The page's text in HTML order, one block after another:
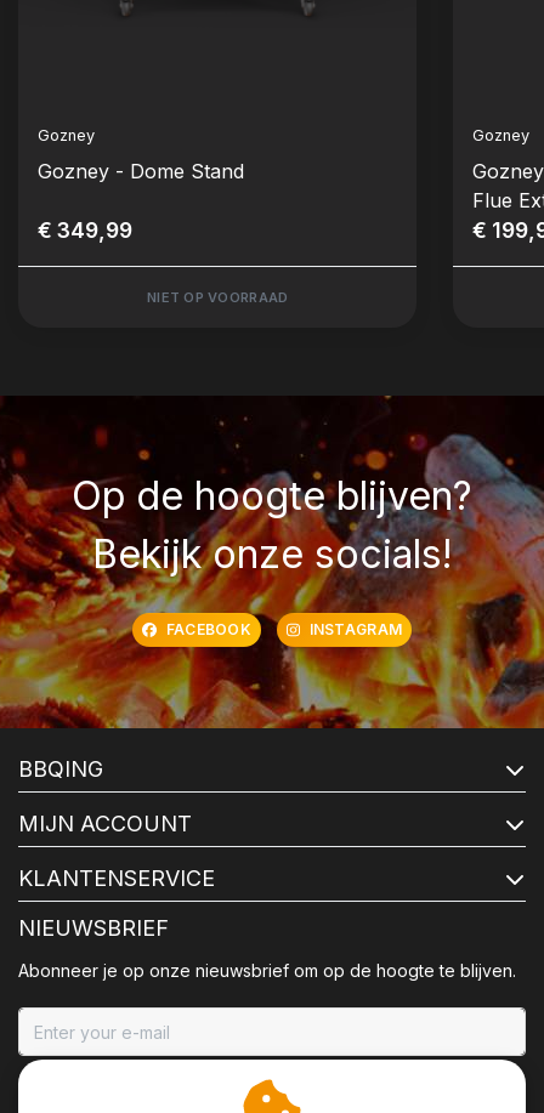
Gozney
Gozney - Dome Stand
€ 349,99
NIET OP VOORRAAD
Gozney
Flue
€
Op de hoogte blijven?
Bekijk onze socials!
FACEBOOK INSTAGRAM
BBQING
MIJN ACCOUNT
KLANTENSERVICE
NIEUWSBRIEF
Abonneer je op onze nieuwsbrief om op de hoogte te blijven.